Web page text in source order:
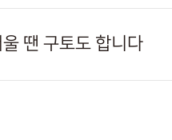
땐 구토도 합니다